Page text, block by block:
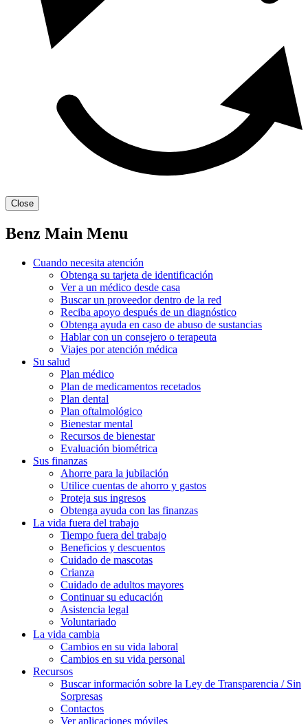
Close
Benz Main Menu
Cuando necesita atención
Obtenga su tarjeta de identificación
Ver a un médico desde casa
Buscar un proveedor dentro de la red
Reciba apoyo después de un diagnóstico
Obtenga ayuda en caso de abuso de sustancias
Hablar con un consejero o terapeuta
Viajes por atención médica
Su salud
Plan médico
Plan de medicamentos recetados
Plan dental
Plan oftalmológico
Bienestar mental
Recursos de bienestar
Evaluación biométrica
Sus finanzas
Ahorre para la jubilación
Utilice cuentas de ahorro y gastos
Proteja sus ingresos
Obtenga ayuda con las finanzas
La vida fuera del trabajo
Tiempo fuera del trabajo
Beneficios y descuentos
Cuidado de mascotas
Crianza
Cuidado de adultos mayores
Continuar su educación
Asistencia legal
Voluntariado
La vida cambia
Cambios en su vida laboral
Cambios en su vida personal
Recursos
Buscar información sobre la Ley de Transparencia / Sin
Sorpresas
Contactos
Ver aplicaciones móviles